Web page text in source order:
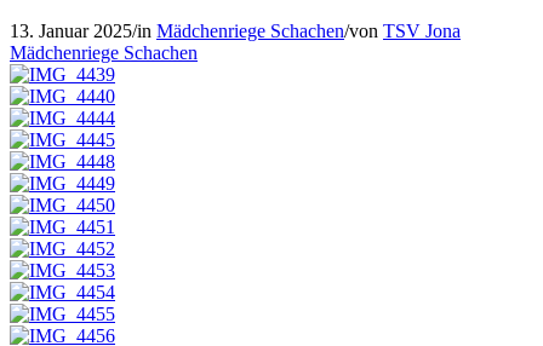
13. Januar 2025/in Mädchenriege Schachen/von TSV Jona
Mädchenriege Schachen